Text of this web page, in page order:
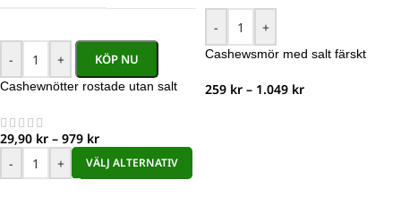
- + KÖP NU
Cashewnötter rostade utan salt
29,90 kr – 979 kr
-
+ VÄLJ ALTERNATIV
- +
Cashewsmör med salt färskt
259 kr – 1.049 kr